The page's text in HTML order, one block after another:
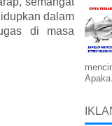
dalam
di masa